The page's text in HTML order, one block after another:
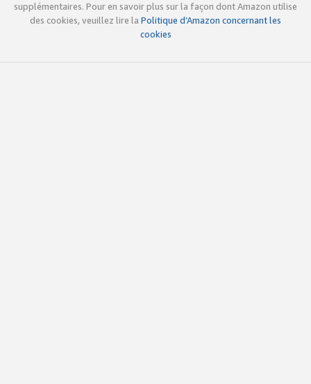
supplémentaires. Pour en savoir plus sur la façon dont Amazon utilise
des cookies, veuillez lire la Politique d’Amazon concernant les
cookies